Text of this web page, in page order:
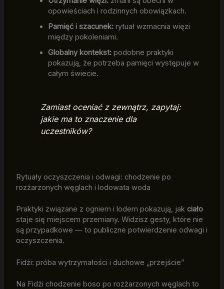
opowieściach i rodzinnych obowiązkach.
Pamięć i szacunek:rytuał wzmacnia więzi
między pokoleniami.
Globalny kontekst:podobne praktyki
pokazują, że potrzeba pamięci występuje w
całym świecie.
Zamiast oceniać z zewnątrz, zapytaj:
jakie ma to znaczenie dla
uczestników?
Rytuały oczyszczenia i odwagi: chodzenie po
rozżarzonych węglach i lodowata woda
Praktyki związane z ogniem i lodem pokazują, jak ciało
staje się miejscem przemiany. Widzisz gesty, które nie
są przypadkowe — to publiczne potwierdzenie odwagi i
oczyszczenia.
Fidżi: próba wytrzymałości i duchowe „przejście”
Na Fidżi chodzenie boso po rozżarzonych węglach to